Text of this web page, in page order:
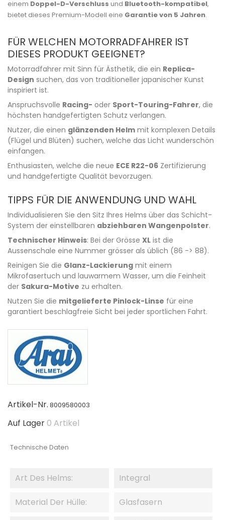
einem Doppel-D-Verschluss und Bluetooth-kompatibel,
bietet dieses Premium-Modell eine Garantie von 5 Jahren.
FÜR WELCHEN MOTORRADFAHRER IST
DIESES PRODUKT GEEIGNET?
Motorradfahrer mit Sinn für Ästhetik, die ein Replica-
Design suchen, das von traditioneller japanischer Kunst
inspiriert ist.
Anspruchsvolle Racing- oder Sport-Touring-Fahrer, die
höchsten handgefertigten Schutz verlangen.
Nutzer, die einen glänzenden Helm mit komplexen Details
(Flügel und Blüten) suchen, welche das Licht wunderschön
einfangen.
Enthusiasten, welche die neue ECE R22-06 Zertifizierung
und handgefertigte Qualität bevorzugen.
TIPPS FÜR DIE ANWENDUNG UND WAHL
Individualisieren Sie den Sitz Ihres Helms über das Schicht-
System der einstellbaren abziehbaren Wangenpolster.
Technischer Hinweis: Bei der Grösse XL ist die
Aussenschale eine Nummer grösser als üblich (86 -> 88).
Reinigen Sie die Glanz-Lackierung mit einem
Mikrofasertuch und lauwarmem Wasser, um die Feinheit
der Sakura-Motive zu erhalten.
Nutzen Sie die mitgelieferte Pinlock-Linse für eine
garantiert beschlagfreie Sicht bei jeder sportlichen Fahrt.
Artikel-Nr. 8009580003
Auf Lager0 Artikel
Technische Daten
Art Des Helms: Integral
Material Der Hülle: Glasfasern